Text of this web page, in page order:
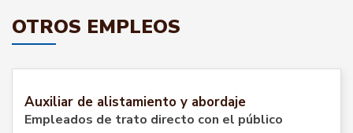
OTROS EMPLEOS
Auxiliar de alistamiento y abordaje
Empleados de trato directo con el público